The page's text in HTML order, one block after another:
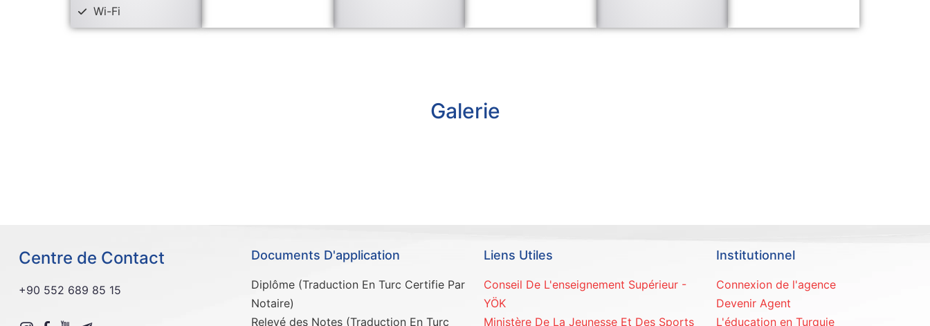
Wi-Fi
Galerie
Centre de Contact
+90 552 689 85 15
Documents D'application
Diplôme (Traduction En Turc Certifie Par
Notaire)
Relevé des Notes (Traduction En Turc
Liens Utiles
Conseil De L'enseignement Supérieur -
YÖK
Ministère De La Jeunesse Et Des Sports
Institutionnel
Connexion de l'agence
Devenir Agent
L'éducation en Turquie